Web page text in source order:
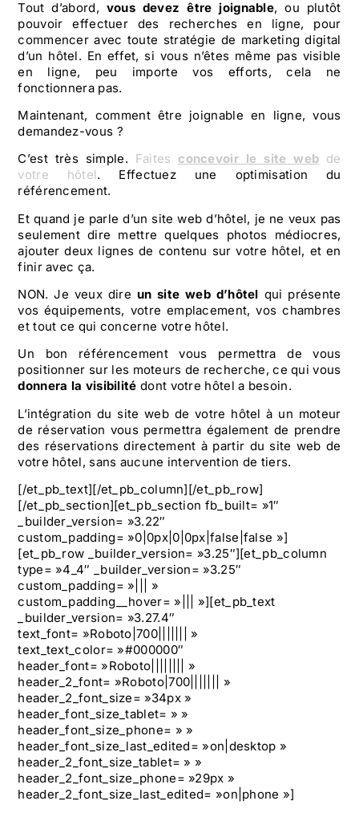
Tout d’abord, vous devez être joignable, ou plutôt
pouvoir effectuer des recherches en ligne, pour
commencer avec toute stratégie de marketing digital
d’un hôtel. En effet, si vous n’êtes même pas visible
en ligne, peu importe vos efforts, cela ne
fonctionnera pas.
Maintenant, comment être joignable en ligne, vous
demandez-vous ?
C’est très simple. Faites concevoir le site web de
votre hôtel. Effectuez une optimisation du
référencement.
Et quand je parle d’un site web d’hôtel, je ne veux pas
seulement dire mettre quelques photos médiocres,
ajouter deux lignes de contenu sur votre hôtel, et en
finir avec ça.
NON. Je veux dire un site web d’hôtel qui présente
vos équipements, votre emplacement, vos chambres
et tout ce qui concerne votre hôtel.
Un bon référencement vous permettra de vous
positionner sur les moteurs de recherche, ce qui vous
donnera la visibilité dont votre hôtel a besoin.
L’intégration du site web de votre hôtel à un moteur
de réservation vous permettra également de prendre
des réservations directement à partir du site web de
votre hôtel, sans aucune intervention de tiers.
[/et_pb_text][/et_pb_column][/et_pb_row]
[/et_pb_section][et_pb_section fb_built= »1″
_builder_version= »3.22″
custom_padding= »0|0px|0|0px|false|false »]
[et_pb_row _builder_version= »3.25″][et_pb_column
type= »4_4″ _builder_version= »3.25″
custom_padding= »||| »
custom_padding__hover= »||| »][et_pb_text
_builder_version= »3.27.4″
text_font= »Roboto|700||||||| »
text_text_color= »#000000″
header_font= »Roboto|||||||| »
header_2_font= »Roboto|700||||||| »
header_2_font_size= »34px »
header_font_size_tablet= » »
header_font_size_phone= » »
header_font_size_last_edited= »on|desktop »
header_2_font_size_tablet= » »
header_2_font_size_phone= »29px »
header_2_font_size_last_edited= »on|phone »]